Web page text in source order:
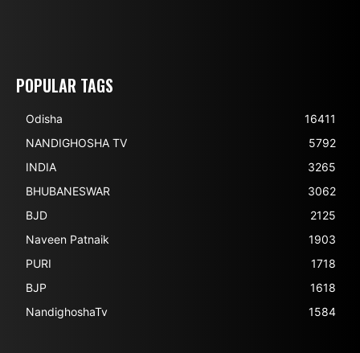
POPULAR TAGS
Odisha
16411
NANDIGHOSHA TV
5792
INDIA
3265
BHUBANESWAR
3062
BJD
2125
Naveen Patnaik
1903
PURI
1718
BJP
1618
NandighoshaTv
1584